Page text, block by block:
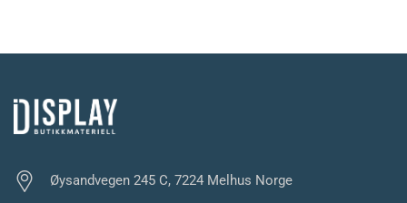
Øysandvegen 245 C, 7224 Melhus Norge